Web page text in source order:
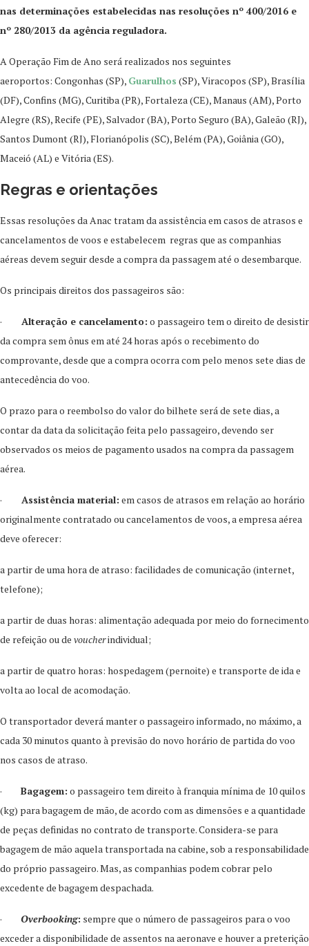
nas determinações estabelecidas nas resoluções nº 400/2016 e
nº 280/2013 da agência reguladora.
A Operação Fim de Ano será realizados nos seguintes
aeroportos: Congonhas (SP), Guarulhos (SP), Viracopos (SP), Brasília
(DF), Confins (MG), Curitiba (PR), Fortaleza (CE), Manaus (AM), Porto
Alegre (RS), Recife (PE), Salvador (BA), Porto Seguro (BA), Galeão (RJ),
Santos Dumont (RJ), Florianópolis (SC), Belém (PA), Goiânia (GO),
Maceió (AL) e Vitória (ES).
Regras e orientações
Essas resoluções da Anac tratam da assistência em casos de atrasos e
cancelamentos de voos e estabelecem regras que as companhias
aéreas devem seguir desde a compra da passagem até o desembarque.
Os principais direitos dos passageiros são:
· Alteração e cancelamento: o passageiro tem o direito de desistir
da compra sem ônus em até 24 horas após o recebimento do
comprovante, desde que a compra ocorra com pelo menos sete dias de
antecedência do voo.
O prazo para o reembolso do valor do bilhete será de sete dias, a
contar da data da solicitação feita pelo passageiro, devendo ser
observados os meios de pagamento usados na compra da passagem
aérea.
· Assistência material: em casos de atrasos em relação ao horário
originalmente contratado ou cancelamentos de voos, a empresa aérea
deve oferecer:
a partir de uma hora de atraso: facilidades de comunicação (internet,
telefone);
a partir de duas horas: alimentação adequada por meio do fornecimento
de refeição ou de voucherindividual;
a partir de quatro horas: hospedagem (pernoite) e transporte de ida e
volta ao local de acomodação.
O transportador deverá manter o passageiro informado, no máximo, a
cada 30 minutos quanto à previsão do novo horário de partida do voo
nos casos de atraso.
· Bagagem: o passageiro tem direito à franquia mínima de 10 quilos
(kg) para bagagem de mão, de acordo com as dimensões e a quantidade
de peças definidas no contrato de transporte. Considera-se para
bagagem de mão aquela transportada na cabine, sob a responsabilidade
do próprio passageiro. Mas, as companhias podem cobrar pelo
excedente de bagagem despachada.
· Overbooking: sempre que o número de passageiros para o voo
exceder a disponibilidade de assentos na aeronave e houver a preterição